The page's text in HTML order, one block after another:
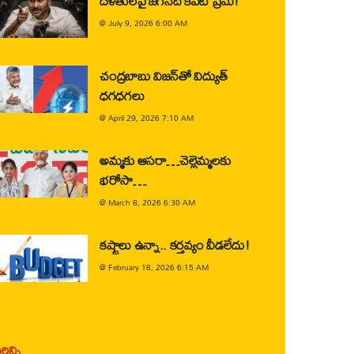
@July 9, 2026 6:00 AM
చంద్రబాబు విజన్‌తో విద్యుత్
ధగధగలు
@April 29, 2026 7:10 AM
అమ్మకు ఆసరా…చెల్లెమ్మలకు
భరోసా…
@ March 8, 2026 6:30 AM
కష్టాలు ఉన్నా.. కర్తవ్యం వీడలేదు!
@February 18, 2026 6:15 AM